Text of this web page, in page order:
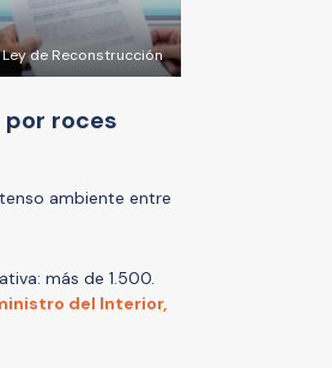
de Reconstrucción
por roces
ambiente entre
más de 1.500.
del Interior,